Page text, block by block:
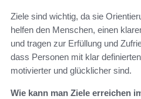
Ziele sind wichtig, da sie
helfen den Menschen, einen
und tragen zur Erfüllung und
dass Personen mit klar
motivierter und glücklicher sind.
Wie kann man Ziele erreichen